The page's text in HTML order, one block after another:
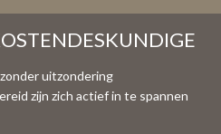
uitzondering
zijn zich actief in te spannen